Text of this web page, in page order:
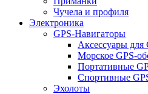
Чучела и профиля
Электроника
GPS-Навигаторы
Аксессуары для
Морское GPS-
Портативные
Спортивные
Эхолоты